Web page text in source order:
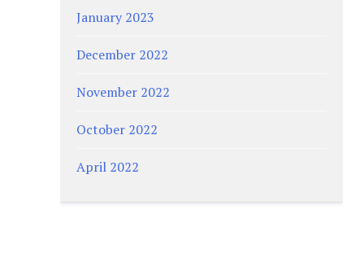
January 2023
December 2022
November 2022
October 2022
April 2022